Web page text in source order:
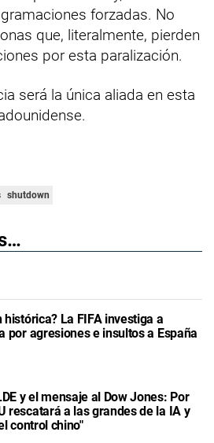
forzadas. No
que, literalmente, pierden
por esta paralización.
será la única aliada en esta
shutdown
histórica? La FIFA investiga a
por agresiones e insultos a España
y el mensaje al Dow Jones: Por
rescatará a las grandes de la IA y
control chino"